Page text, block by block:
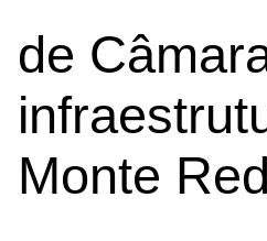
de
Monte